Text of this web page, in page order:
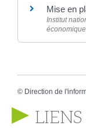
Mise en
Institut
© Direction de